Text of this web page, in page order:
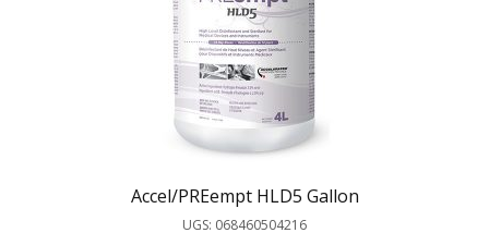
Accel/PREempt HLD5 Gallon
UGS: 068460504216